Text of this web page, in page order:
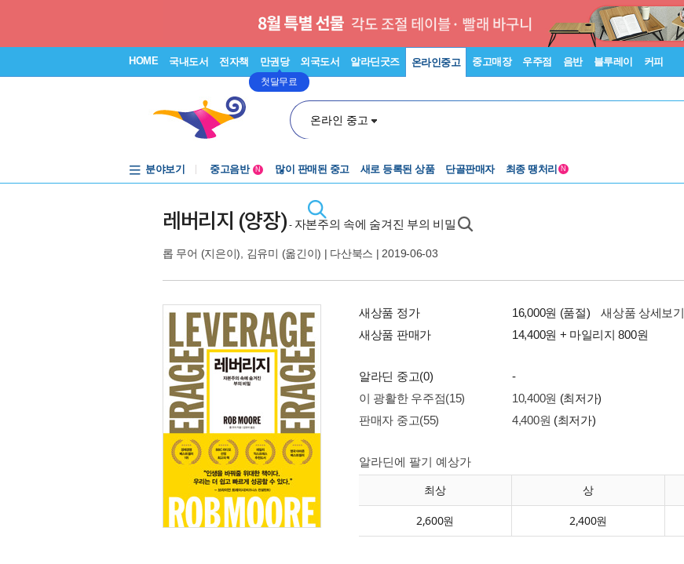
HOME 국내도서 전자책 만권당
첫달무료
외국도서 알라딘굿즈 온라인중고 중고매장 우주점 음반 블루레이 커피
온라인 중고
분야보기
중고음반
중고음반
N 많이 판매된 중고 새로 등록된 상품 단골판매자 최종 땡처리 N
레버리지 (양장) - 자본주의 속에 숨겨진 부의 비밀
롭 무어 (지은이), 김유미 (옮긴이) | 다산북스 | 2019-06-03
새상품 정가 16,000원 (품절)
새상품 상세보기
새상품 판매가
14,400원 + 마일리지 800원
알라딘 중고(0)
-
이 광활한 우주점(15)
10,400원 (최저가)
판매자 중고(55)
4,400원 (최저가)
알라딘에 팔기 예상가
최상 상
2,600원 2,400원